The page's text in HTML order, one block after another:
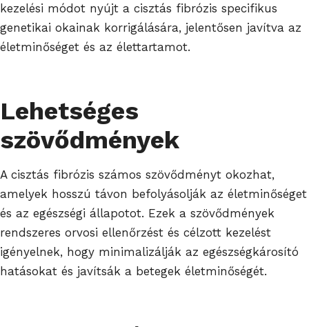
kezelési módot nyújt a cisztás fibrózis specifikus
genetikai okainak korrigálására, jelentősen javítva az
életminőséget és az élettartamot.
Lehetséges
szövődmények
A cisztás fibrózis számos szövődményt okozhat,
amelyek hosszú távon befolyásolják az életminőséget
és az egészségi állapotot. Ezek a szövődmények
rendszeres orvosi ellenőrzést és célzott kezelést
igényelnek, hogy minimalizálják az egészségkárosító
hatásokat és javítsák a betegek életminőségét.